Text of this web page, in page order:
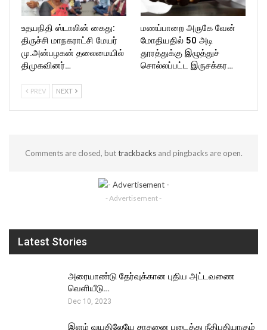
உதயநிதி ஸ்டாலின் கைது:
திருச்சி மாநகராட்சி மேயர்
மு.அன்பழகன் தலைமையில்
திமுகவினர்…
மணப்பாறை அருகே வேன்
மோதியதில் 50 அடி
தூரத்துக்கு இழுத்துச்
சொல்லப்பட்ட இருசக்கர…
PREV NEXT
Comments are closed, buttrackbacksand pingbacks are open.
- Advertisement -
Latest Stories
அரையாண்டு தேர்வுக்கான புதிய அட்டவணை
வெளியீடு…
Dec 10, 2023
இளம் வயதிலேயே சாதனை படைத்து நீதிபதியாகும்